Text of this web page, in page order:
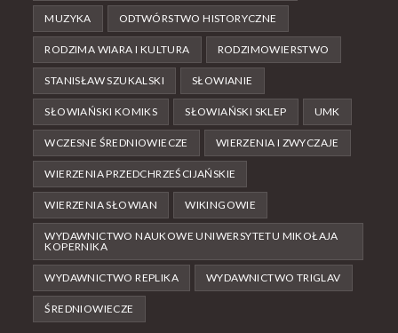
MUZYKA ODTWÓRSTWO HISTORYCZNE
RODZIMA WIARA I KULTURA RODZIMOWIERSTWO
STANISŁAW SZUKALSKI SŁOWIANIE
SŁOWIAŃSKI KOMIKS SŁOWIAŃSKI SKLEP UMK
WCZESNE ŚREDNIOWIECZE WIERZENIA I ZWYCZAJE
WIERZENIA PRZEDCHRZEŚCIJAŃSKIE
WIERZENIA SŁOWIAN WIKINGOWIE
WYDAWNICTWO NAUKOWE UNIWERSYTETU MIKOŁAJA
KOPERNIKA
WYDAWNICTWO REPLIKA WYDAWNICTWO TRIGLAV
ŚREDNIOWIECZE